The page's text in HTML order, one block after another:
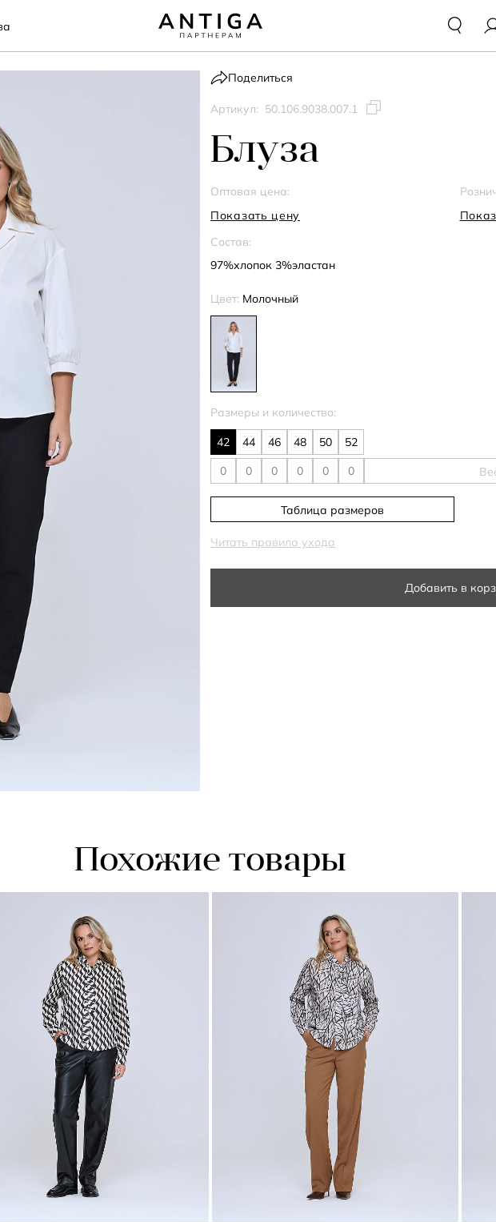
Поделиться
Артикул: 50.106.9038.007.1
Блуза
Оптовая цена:
Показать цену
Состав:
97%хлопок 3%эластан
Цвет: Молочный
Размеры и количество:
42 44 46 48 50 52
Таблица размеров
Читать правила ухода
Добавить в
Похожие товары